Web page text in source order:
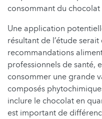
consommant du
Une application
résultant de l’étude
recommandations
professionnels de santé,
consommer une grande
composés
inclure le chocolat en
est important de